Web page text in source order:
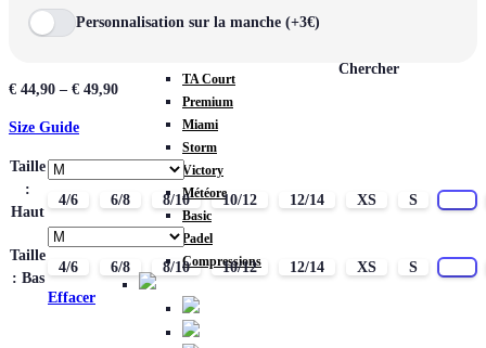
TA Court
Premium
Miami
Storm
Victory
Météore
Basic
Padel
Compressions
Chercher
Personnalisation sur la manche (+3€)
€ 44,90 – € 49,90
Size Guide
Taille
:
Haut
4/6 6/8 8/10 10/12 12/14 XS S
Taille
: Bas
4/6 6/8 8/10 10/12 12/14 XS S
Effacer